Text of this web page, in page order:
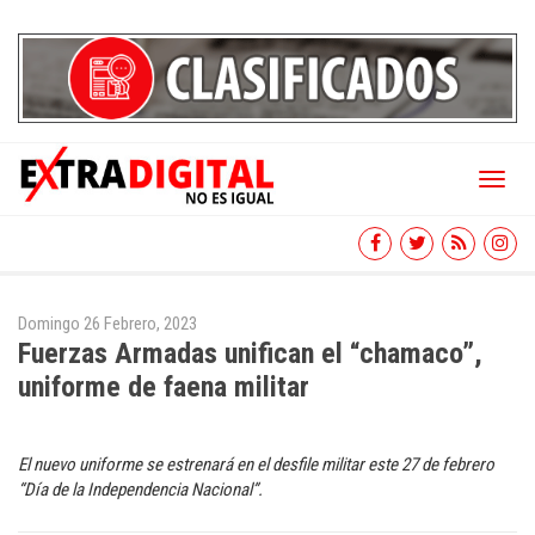
Toggle
Domingo 26 Febrero, 2023
Fuerzas Armadas unifican el “chamaco”,
uniforme de faena militar
El nuevo uniforme se estrenará en el desfile militar este 27 de febrero
“Día de la Independencia Nacional”.